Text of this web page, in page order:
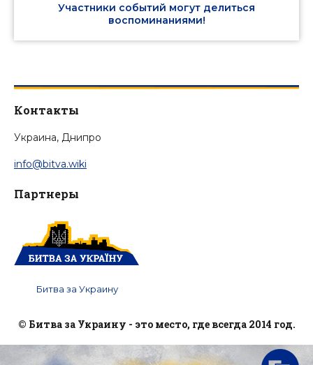
Участники событий могут делиться
воспоминаниями!
Контакты
Украина, Днипро
info@bitva.wiki
Партнеры
Битва за Украину
© Битва за Украину - это место, где всегда 2014 год.